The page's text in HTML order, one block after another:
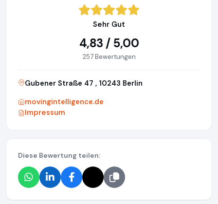
Sehr Gut
4,83 / 5,00
257 Bewertungen
Gubener Straße 47 , 10243 Berlin
movingintelligence.de
Impressum
Diese Bewertung teilen: